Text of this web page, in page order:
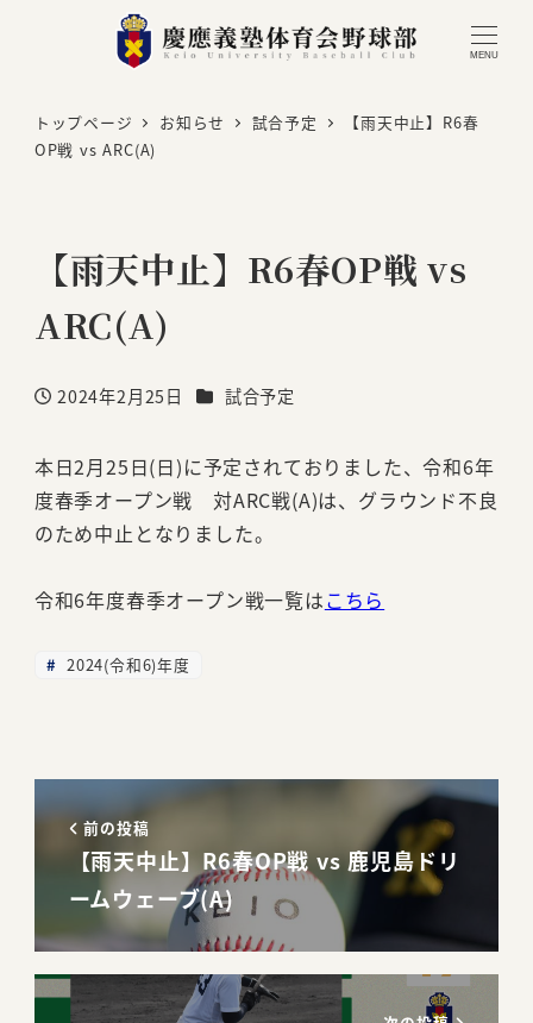
MENU
トップページ お知らせ 試合予定
【雨天中止】R6春
OP戦 vs ARC(A)
【雨天中止】R6春OP戦 vs
ARC(A)
投稿日
2024年2月25日 カテゴリー
試合予定
本日2月25日(日)に予定されておりました、令和6年
度春季オープン戦 対ARC戦(A)は、グラウンド不良
のため中止となりました。
令和6年度春季オープン戦一覧はこちら
2024(令和6)年度
前の投稿
【雨天中止】R6春OP戦 vs 鹿児島ドリ
ームウェーブ(A)